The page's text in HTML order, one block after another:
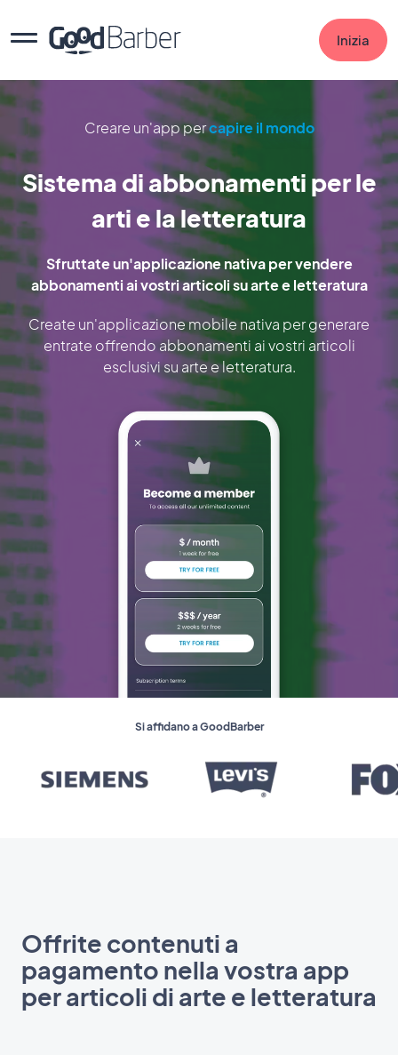
Inizia
Creare un'app percapire il mondo
Sistema di abbonamenti per le
arti e la letteratura
Sfruttate un'applicazione nativa per vendere
abbonamenti ai vostri articoli su arte e letteratura
Create un'applicazione mobile nativa per generare
entrate offrendo abbonamenti ai vostri articoli
esclusivi su arte e letteratura.
Si affidano a GoodBarber
Offrite contenuti a
pagamento nella vostra app
per articoli di arte e letteratura